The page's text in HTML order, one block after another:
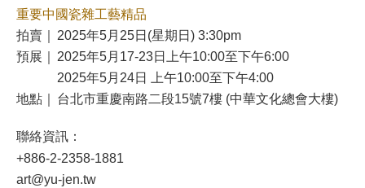
重要中國瓷雜工藝精品
拍賣｜
2025年5月25日(星期日) 3:30pm
預展｜
2025年5月17-23日上午10:00至下午6:00
2025年5月24日 上午10:00至下午4:00
地點｜
台北市重慶南路二段15號7樓 (中華文化總會大樓)
聯絡資訊：
+886-2-2358-1881
art@yu-jen.tw